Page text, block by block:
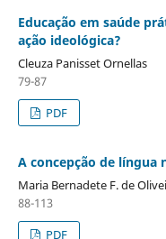
Educação em saúde
ação ideológica?
Cleuza Panisset Ornellas
79-87
PDF
A concepção de língua
Maria Bernadete F. de
88-113
PDF